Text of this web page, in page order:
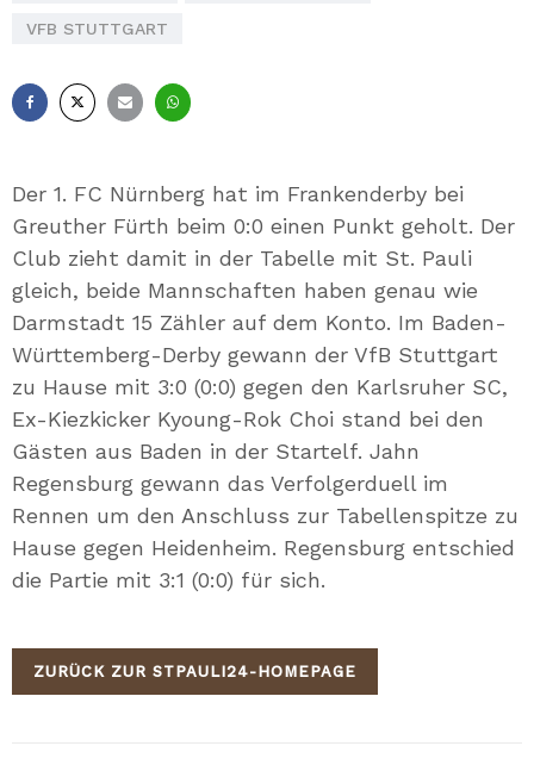
VFB STUTTGART
Der 1. FC Nürnberg hat im Frankenderby bei
Greuther Fürth beim 0:0 einen Punkt geholt. Der
Club zieht damit in der Tabelle mit St. Pauli
gleich, beide Mannschaften haben genau wie
Darmstadt 15 Zähler auf dem Konto. Im Baden-
Württemberg-Derby gewann der VfB Stuttgart
zu Hause mit 3:0 (0:0) gegen den Karlsruher SC,
Ex-Kiezkicker Kyoung-Rok Choi stand bei den
Gästen aus Baden in der Startelf. Jahn
Regensburg gewann das Verfolgerduell im
Rennen um den Anschluss zur Tabellenspitze zu
Hause gegen Heidenheim. Regensburg entschied
die Partie mit 3:1 (0:0) für sich.
ZURÜCK ZUR STPAULI24-HOMEPAGE